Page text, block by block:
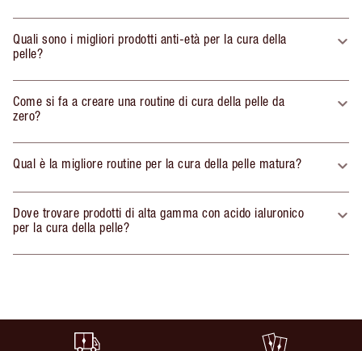
Quali sono i migliori prodotti anti-età per la cura della
pelle?
Come si fa a creare una routine di cura della pelle da
zero?
Qual è la migliore routine per la cura della pelle matura?
Dove trovare prodotti di alta gamma con acido ialuronico
per la cura della pelle?